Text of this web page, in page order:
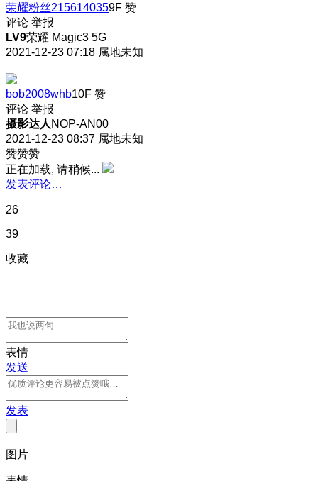
荣耀粉丝2156140359F 赞
评论 举报
LV9荣耀 Magic3 5G
2021-12-23 07:18 属地未知
bob2008whb10F 赞
评论 举报
摄影达人 NOP-AN00
2021-12-23 08:37 属地未知
赞赞赞
正在加载, 请稍候...
发表评论…
26
39
收藏
表情
发送
发表
图片